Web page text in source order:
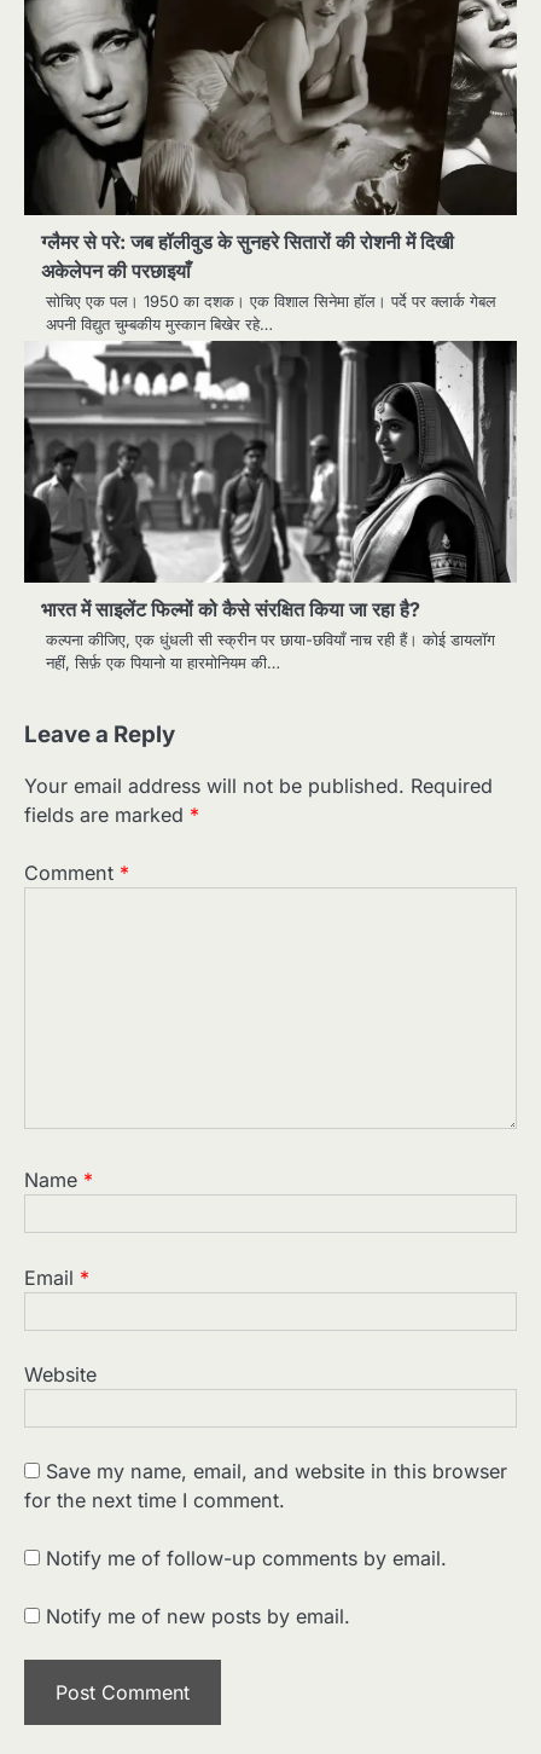
ग्लैमर से परे: जब हॉलीवुड के सुनहरे सितारों की रोशनी में दिखी
अकेलेपन की परछाइयाँ
सोचिए एक पल। 1950 का दशक। एक विशाल सिनेमा हॉल। पर्दे पर क्लार्क गेबल
अपनी विद्युत चुम्बकीय मुस्कान बिखेर रहे…
भारत में साइलेंट फिल्मों को कैसे संरक्षित किया जा रहा है?
कल्पना कीजिए, एक धुंधली सी स्क्रीन पर छाया-छवियाँ नाच रही हैं। कोई डायलॉग
नहीं, सिर्फ़ एक पियानो या हारमोनियम की…
Leave a Reply
Your email address will not be published. Required
fields are marked *
Comment *
Name *
Email *
Website
Save my name, email, and website in this browser
for the next time I comment.
Notify me of follow-up comments by email.
Notify me of new posts by email.
2
Sonaley Jain
3
The Last Command (1928) Review
Sonaley Jain